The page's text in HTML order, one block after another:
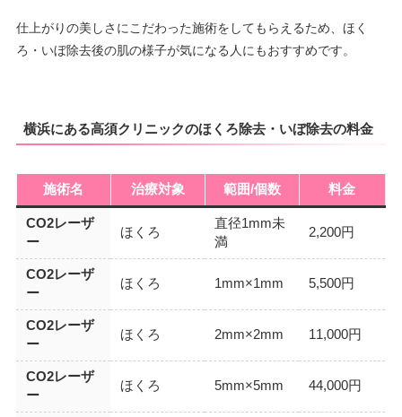
仕上がりの美しさにこだわった施術をしてもらえるため、ほく
ろ・いぼ除去後の肌の様子が気になる人にもおすすめです。
横浜にある高須クリニックのほくろ除去・いぼ除去の料金
施術名 治療対象 範囲/個数 料金
CO2レーザ
ー
ほくろ
直径1mm未
満
2,200円
CO2レーザ
ー
ほくろ 1mm×1mm 5,500円
CO2レーザ
ー
ほくろ 2mm×2mm 11,000円
CO2レーザ
ー
ほくろ 5mm×5mm 44,000円